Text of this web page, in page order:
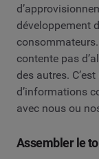
développement
contente pas
des autres.
d’informations
avec nous ou
Assembler le